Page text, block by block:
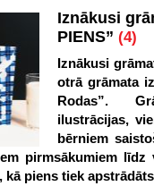
Iznākusi
PIENS” (4)
Iznākusi
otrā grāmata
Rodas”.
ilustrācijas,
bērniem
pirmsākumiem līdz
kā piens tiek